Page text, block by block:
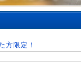
方限定！